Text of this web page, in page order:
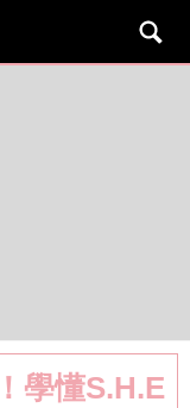
學懂S.H.E